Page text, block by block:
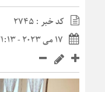
کد خبر : 2745
17 می 2023 - 21:13